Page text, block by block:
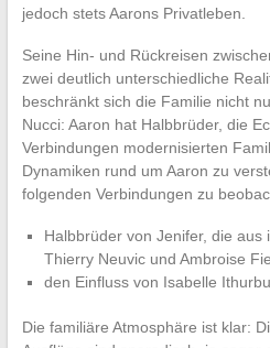
jedoch stets Aarons Privatleben.
Seine Hin- und Rückreisen
zwei deutlich unterschiedliche
beschränkt sich die Familie nicht
Nucci: Aaron hat Halbbrüder, die
Verbindungen modernisierten
Dynamiken rund um Aaron zu
folgenden Verbindungen zu
Halbbrüder von Jenifer, die aus
Thierry Neuvic und Ambroise
den Einfluss von Isabelle
Die familiäre Atmosphäre ist klar: